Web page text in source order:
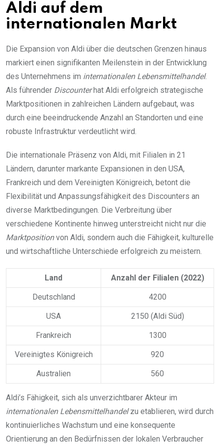
Aldi auf dem
internationalen Markt
Die Expansion von Aldi über die deutschen Grenzen hinaus
markiert einen signifikanten Meilenstein in der Entwicklung
des Unternehmens im internationalen Lebensmittelhandel.
Als führender Discounterhat Aldi erfolgreich strategische
Marktpositionen in zahlreichen Ländern aufgebaut, was
durch eine beeindruckende Anzahl an Standorten und eine
robuste Infrastruktur verdeutlicht wird.
Die internationale Präsenz von Aldi, mit Filialen in 21
Ländern, darunter markante Expansionen in den USA,
Frankreich und dem Vereinigten Königreich, betont die
Flexibilität und Anpassungsfähigkeit des Discounters an
diverse Marktbedingungen. Die Verbreitung über
verschiedene Kontinente hinweg unterstreicht nicht nur die
Marktpositionvon Aldi, sondern auch die Fähigkeit, kulturelle
und wirtschaftliche Unterschiede erfolgreich zu meistern.
Land Anzahl der Filialen (2022)
Deutschland 4200
USA 2150 (Aldi Süd)
Frankreich 1300
Vereinigtes Königreich 920
Australien 560
Aldi’s Fähigkeit, sich als unverzichtbarer Akteur im
internationalen Lebensmittelhandelzu etablieren, wird durch
kontinuierliches Wachstum und eine konsequente
Orientierung an den Bedürfnissen der lokalen Verbraucher